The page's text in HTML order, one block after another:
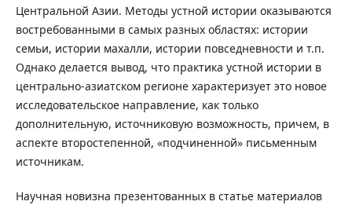
Центральной Азии. Методы устной истории оказываются
востребованными в самых разных областях: истории
семьи, истории махалли, истории повседневности и т.п.
Однако делается вывод, что практика устной истории в
центрально-азиатском регионе характеризует это новое
исследовательское направление, как только
дополнительную, источниковую возможность, причем, в
аспекте второстепенной, «подчиненной» письменным
источникам.
Научная новизна презентованных в статье материалов